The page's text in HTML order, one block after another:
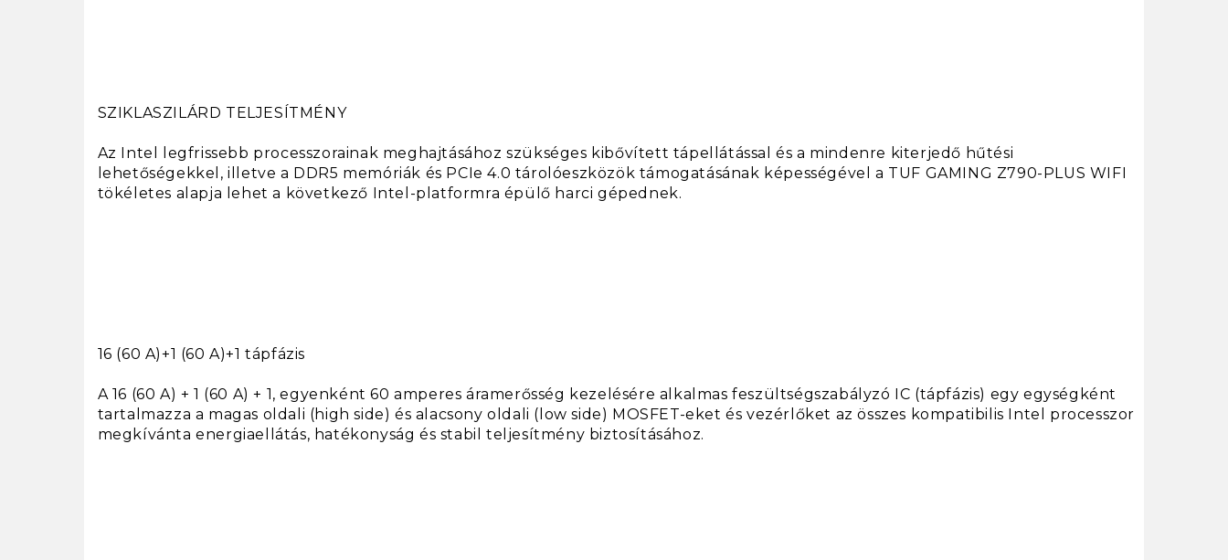
SZIKLASZILÁRD TELJESÍTMÉNY
Az Intel legfrissebb processzorainak meghajtásához szükséges kibővített tápellátással és a mindenre kiterjedő hűtési
lehetőségekkel, illetve a DDR5 memóriák és PCIe 4.0 tárolóeszközök támogatásának képességével a TUF GAMING Z790-PLUS WIFI
tökéletes alapja lehet a következő Intel-platformra épülő harci gépednek.
16 (60 A)+1 (60 A)+1 tápfázis
A 16 (60 A) + 1 (60 A) + 1, egyenként 60 amperes áramerősség kezelésére alkalmas feszültségszabályzó IC (tápfázis) egy egységként
tartalmazza a magas oldali (high side) és alacsony oldali (low side) MOSFET-eket és vezérlőket az összes kompatibilis Intel processzor
megkívánta energiaellátás, hatékonyság és stabil teljesítmény biztosításához.